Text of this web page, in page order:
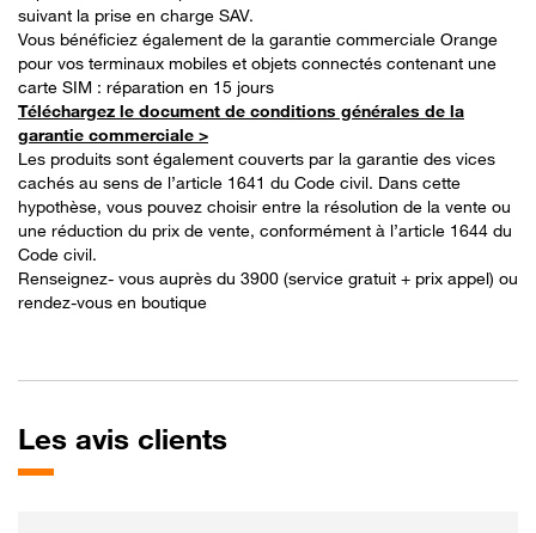
suivant la prise en charge SAV.
Vous bénéficiez également de la garantie commerciale Orange
pour vos terminaux mobiles et objets connectés contenant une
carte SIM : réparation en 15 jours
Téléchargez le document de conditions générales de la
garantie commerciale >
Les produits sont également couverts par la garantie des vices
cachés au sens de l’article 1641 du Code civil. Dans cette
hypothèse, vous pouvez choisir entre la résolution de la vente ou
une réduction du prix de vente, conformément à l’article 1644 du
Code civil.
Renseignez- vous auprès du 3900 (service gratuit + prix appel) ou
rendez-vous en boutique
Les avis clients